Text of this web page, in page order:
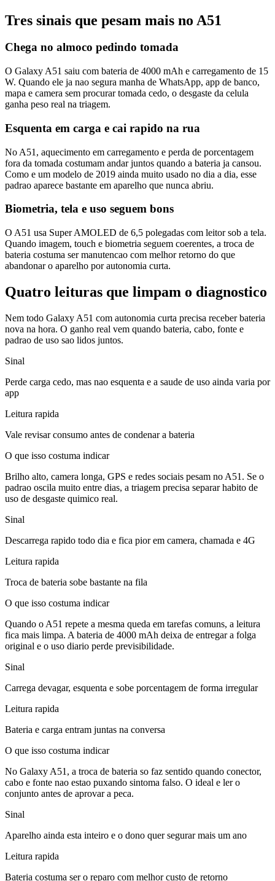
Tres sinais que pesam mais no A51
Chega no almoco pedindo tomada
O Galaxy A51 saiu com bateria de 4000 mAh e carregamento de 15
W. Quando ele ja nao segura manha de WhatsApp, app de banco,
mapa e camera sem procurar tomada cedo, o desgaste da celula
ganha peso real na triagem.
Esquenta em carga e cai rapido na rua
No A51, aquecimento em carregamento e perda de porcentagem
fora da tomada costumam andar juntos quando a bateria ja cansou.
Como e um modelo de 2019 ainda muito usado no dia a dia, esse
padrao aparece bastante em aparelho que nunca abriu.
Biometria, tela e uso seguem bons
O A51 usa Super AMOLED de 6,5 polegadas com leitor sob a tela.
Quando imagem, touch e biometria seguem coerentes, a troca de
bateria costuma ser manutencao com melhor retorno do que
abandonar o aparelho por autonomia curta.
Quatro leituras que limpam o diagnostico
Nem todo Galaxy A51 com autonomia curta precisa receber bateria
nova na hora. O ganho real vem quando bateria, cabo, fonte e
padrao de uso sao lidos juntos.
Sinal
Perde carga cedo, mas nao esquenta e a saude de uso ainda varia por
app
Leitura rapida
Vale revisar consumo antes de condenar a bateria
O que isso costuma indicar
Brilho alto, camera longa, GPS e redes sociais pesam no A51. Se o
padrao oscila muito entre dias, a triagem precisa separar habito de
uso de desgaste quimico real.
Sinal
Descarrega rapido todo dia e fica pior em camera, chamada e 4G
Leitura rapida
Troca de bateria sobe bastante na fila
O que isso costuma indicar
Quando o A51 repete a mesma queda em tarefas comuns, a leitura
fica mais limpa. A bateria de 4000 mAh deixa de entregar a folga
original e o uso diario perde previsibilidade.
Sinal
Carrega devagar, esquenta e sobe porcentagem de forma irregular
Leitura rapida
Bateria e carga entram juntas na conversa
O que isso costuma indicar
No Galaxy A51, a troca de bateria so faz sentido quando conector,
cabo e fonte nao estao puxando sintoma falso. O ideal e ler o
conjunto antes de aprovar a peca.
Sinal
Aparelho ainda esta inteiro e o dono quer segurar mais um ano
Leitura rapida
Bateria costuma ser o reparo com melhor custo de retorno